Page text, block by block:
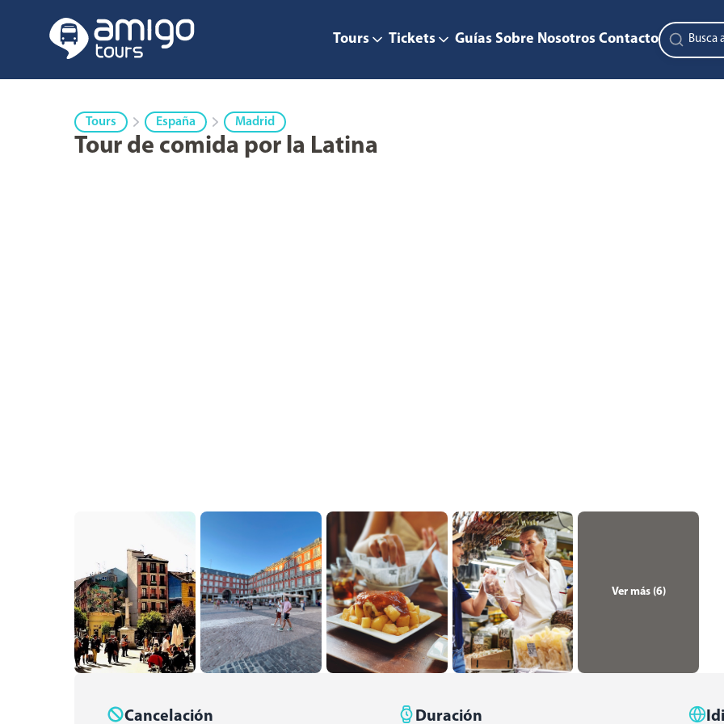
Tours Tickets Guías Sobre Nosotros Contacto
Tours España Madrid
Tour de comida por la Latina
Ver más (6)
Cancelación Duración